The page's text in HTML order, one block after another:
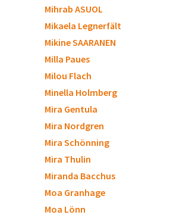
Mihrab ASUOL
Mikaela Legnerfält
Mikine SAARANEN
Milla Paues
Milou Flach
Minella Holmberg
Mira Gentula
Mira Nordgren
Mira Schönning
Mira Thulin
Miranda Bacchus
Moa Granhage
Moa Lönn